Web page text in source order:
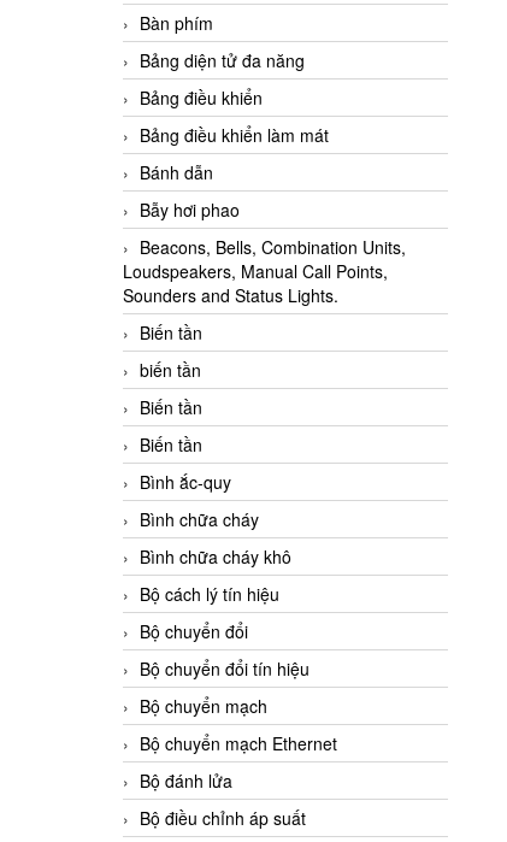
Bàn phím
Bảng diện tử đa năng
Bảng điều khiển
Bảng điều khiển làm mát
Bánh dẫn
Bẫy hơi phao
Beacons, Bells, Combination Units,
Loudspeakers, Manual Call Points,
Sounders and Status Lights.
Biến tần
biến tần
Biến tần
Biến tần
Bình ắc-quy
Bình chữa cháy
Bình chữa cháy khô
Bộ cách lý tín hiệu
Bộ chuyển đổi
Bộ chuyển đổi tín hiệu
Bộ chuyển mạch
Bộ chuyển mạch Ethernet
Bộ đánh lửa
Bộ điều chỉnh áp suất